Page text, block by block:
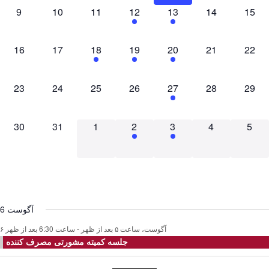
0
9
0
10
0
11
1
12
5
13
0
14 0
15
0
16
0
17
2
18
1
19
2
20
0
21 0
22
0
23
0
24
0
25
0
26
1
27
0
28 0
29
0
30
0
31
0
1
2
2
1
3
0
4 0
5
6 آگوست
۶ آگوست، ساعت ۵ بعد از ظهر - ساعت 6:30 بعد از ظهر
جلسه کمیته مشورتی مصرف کننده